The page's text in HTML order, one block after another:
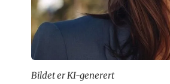
Bildet er KI-generert